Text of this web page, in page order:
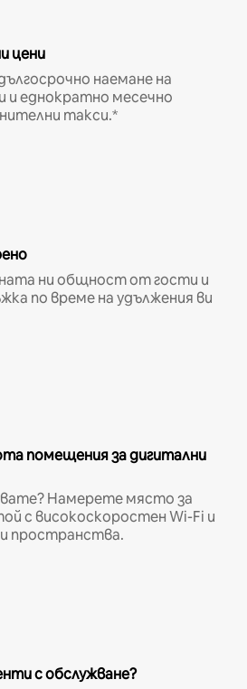
цени
наемане на
и еднократно месечно
такси.*
ни общност от гости и
по време на удължения ви
помещения за дигитални
Намерете място за
с високоскоростен Wi-Fi и
пространства.
с обслужване?